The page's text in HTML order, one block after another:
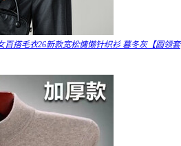
百搭毛衣26新款宽松慵懒针织衫 暮冬灰【圆领套